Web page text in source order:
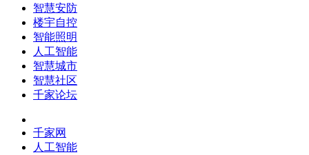
智慧安防
楼宇自控
智能照明
人工智能
智慧城市
智慧社区
千家论坛
千家网
人工智能